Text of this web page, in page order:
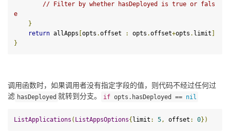
// Filter by whether hasDeployed is true or fals
e
}
return allApps opts .offset : opts .offset+opts . limit
}
调用函数时，如果调用者没有指定字段的值，则代码不经过任何过
滤 hasDeployed 就转到分支。 if opts . hasDeployed == nil
ListApplications ( ListAppsOptions{ limit : 5, offset : 0})